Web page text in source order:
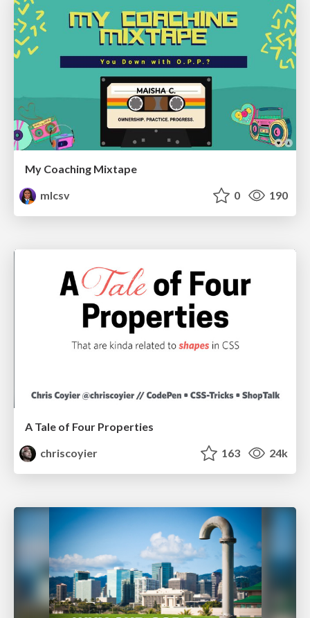
My Coaching Mixtape
mlcsv
0 190
A Tale of Four Properties
chriscoyier
163 24k